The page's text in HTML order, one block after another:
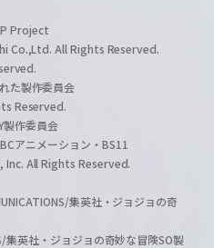
Project
Co.,Ltd. All Rights Reserved.
た製作委員会
Reserved.
製作委員会
アニメーション・BS11
All Rights Reserved.
集英社・ジョジョの奇
集英社・ジョジョの奇妙な冒険SO製